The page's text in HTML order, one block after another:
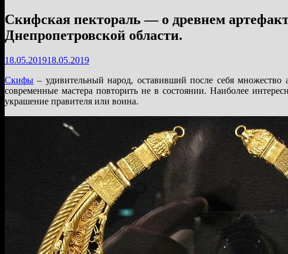
Скифская пектораль — о древнем
Днепропетровской области.
18.05.201918.05.2019
Скифы – удивительный народ, оставивший после себя
современные мастера повторить не в состоянии. Наиболее
украшение правителя или воина.